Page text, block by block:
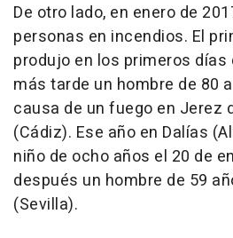
De otro lado, en enero de
personas en incendios. El
produjo en los primeros días
más tarde un hombre de 80
causa de un fuego en Jerez
(Cádiz). Ese año en Dalías
niño de ocho años el 20 de
después un hombre de 59
(Sevilla).